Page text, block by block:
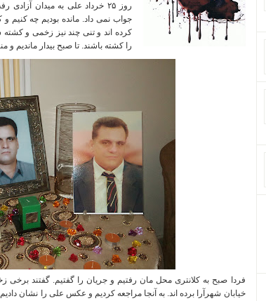
روز ۲۵ خرداد علی به میدان آزادی رفت و به خانه باز نگشت
جواب نمی داد. مانده بودیم چه کنیم
کرده اند و تنی چند نیز زخمی و کشته
را کشته باشند.تا صبح بیدار ماندیم و
فردا صبح به کلانتری محل مان رفتیم و جریان را گفتیم. گفتند برخی
خیابان شهرآرا برده اند. به آنجا مراجعه کردیم و عکس علی را نشان دادیم